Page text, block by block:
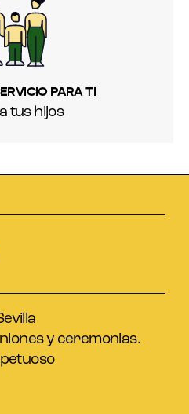
PARA TI
tus hijos
y ceremonias.